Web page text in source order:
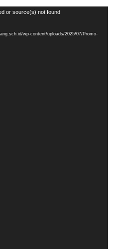
or source(s) not found
wp-content/uploads/2025/07/Promo-